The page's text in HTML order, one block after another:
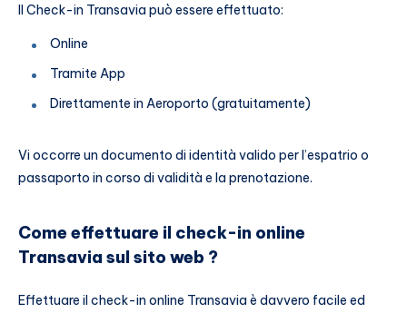
Il Check-in Transavia può essere effettuato:
Online
Tramite App
Direttamente in Aeroporto (gratuitamente)
Vi occorre un documento di identità valido per l’espatrio o
passaporto in corso di validità e la prenotazione.
Come effettuare il check-in online
Transavia sul sito web ?
Effettuare il check-in online Transavia è davvero facile ed